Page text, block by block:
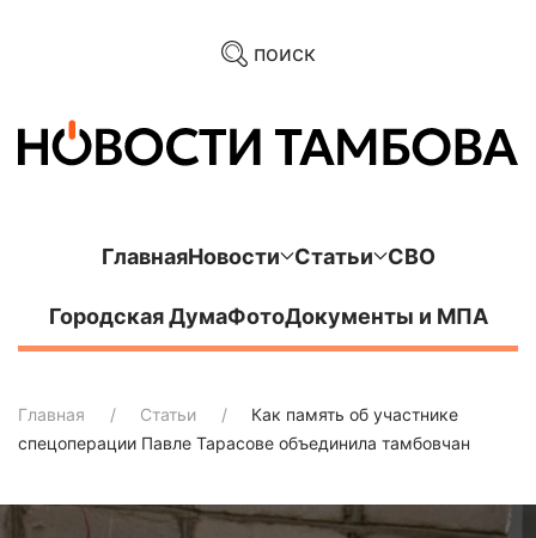
поиск
ГлавнаяНовости Статьи СВО
Городская ДумаФотоДокументы и МПА
Главная Статьи
Как память об участнике
спецоперации Павле Тарасове объединила тамбовчан